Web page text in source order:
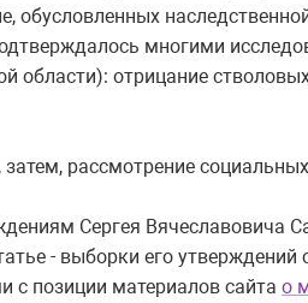
обусловленных
многими
области): отрицание
рассмотрение
Сергея Вячеславовича
- выборки его утверждений
с позиции материалов сайта о